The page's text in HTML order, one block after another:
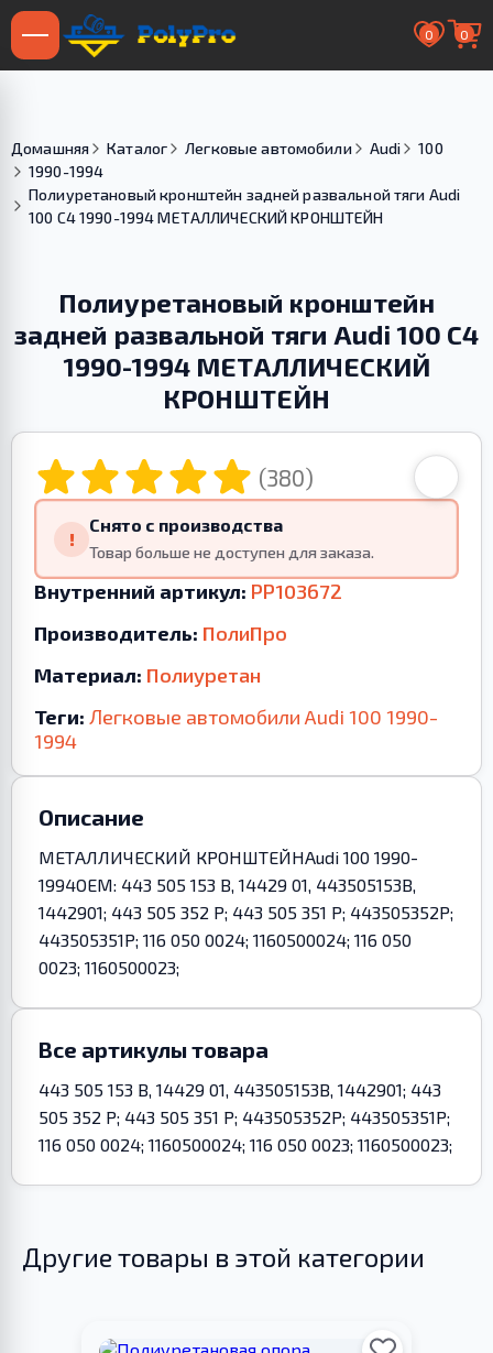
0 0
Домашняя Каталог Легковые автомобили Audi
100
1990-1994
Полиуретановый кронштейн задней развальной тяги Audi
100 С4 1990-1994 МЕТАЛЛИЧЕСКИЙ КРОНШТЕЙН
Полиуретановый кронштейн
задней развальной тяги Audi 100 С4
1990-1994 МЕТАЛЛИЧЕСКИЙ
КРОНШТЕЙН
(380)
!
Снято с производства
Товар больше не доступен для заказа.
Внутренний артикул: PP103672
Производитель: ПолиПро
Материал: Полиуретан
Теги: Легковые автомобили Audi 100 1990-
1994
Описание
МЕТАЛЛИЧЕСКИЙ КРОНШТЕЙНAudi 100 1990-
1994OEM: 443 505 153 B, 14429 01, 443505153B,
1442901; 443 505 352 P; 443 505 351 P; 443505352P;
443505351P; 116 050 0024; 1160500024; 116 050
0023; 1160500023;
Все артикулы товара
443 505 153 B, 14429 01, 443505153B, 1442901; 443
505 352 P; 443 505 351 P; 443505352P; 443505351P;
116 050 0024; 1160500024; 116 050 0023; 1160500023;
Другие товары в этой категории